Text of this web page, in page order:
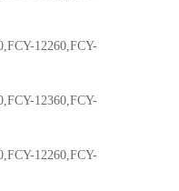
12260,FCY-
12360,FCY-
12260,FCY-